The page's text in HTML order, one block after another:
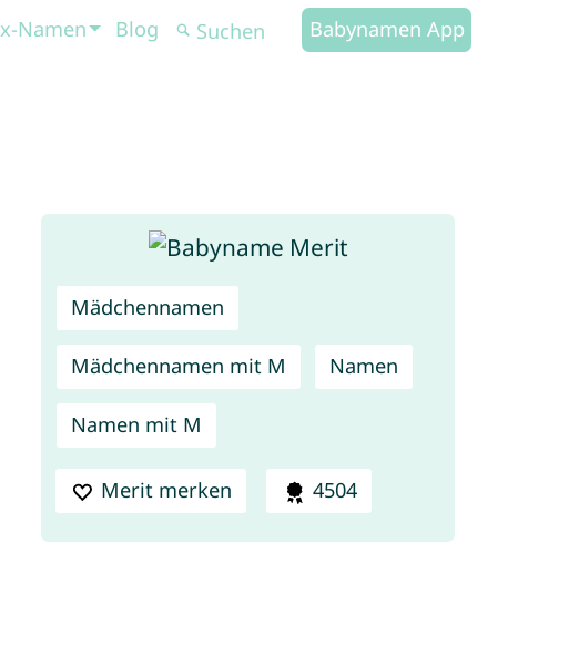
Namen Blog Babynamen App
Mädchennamen
Mädchennamen mit M Namen
Namen mit M
Merit merken 4504